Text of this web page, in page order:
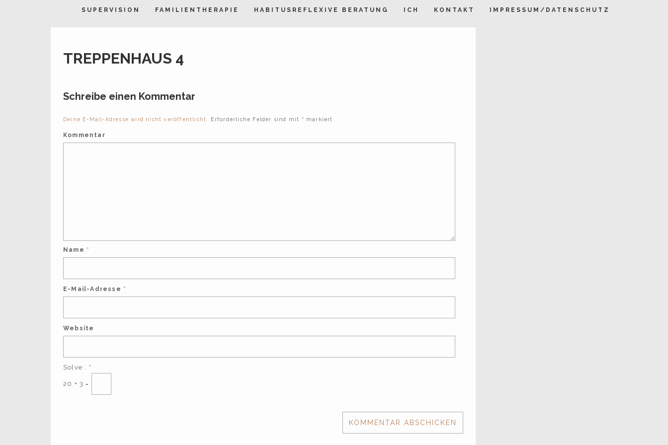
SUPERVISION FAMILIENTHERAPIE HABITUSREFLEXIVE BERATUNG ICH KONTAKT IMPRESSUM/DATENSCHUTZ
TREPPENHAUS 4
Schreibe einen Kommentar
Deine E-Mail-Adresse wird nicht veröffentlicht. Erforderliche Felder sind mit * markiert
Kommentar
Name *
E-Mail-Adresse *
Website
Solve : *
20 + 3 =